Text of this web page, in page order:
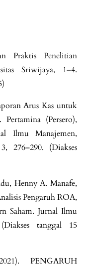
Praktis Penelitian
Sriwijaya, 1–4.
Arus Kas untuk
(Persero),
Ilmu Manajemen,
276–290. (Diakses
Henny A. Manafe,
Pengaruh ROA,
Saham. Jurnal Ilmu
tanggal 15
PENGARUH